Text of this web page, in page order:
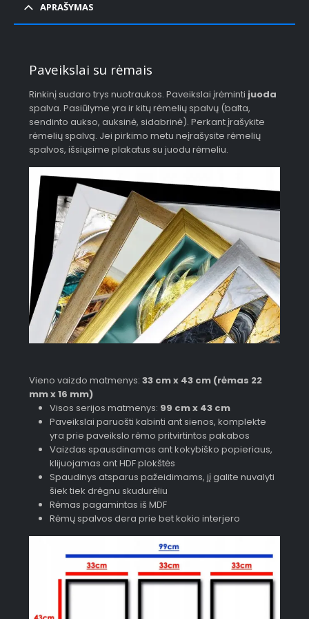
APRAŠYMAS
Paveikslai su rėmais
Rinkinį sudaro trys nuotraukos. Paveikslai įrėminti juoda
spalva. Pasiūlyme yra ir kitų rėmelių spalvų (balta,
sendinto aukso, auksinė, sidabrinė). Perkant įrašykite
rėmelių spalvą. Jei pirkimo metu neįrašysite rėmelių
spalvos, išsiųsime plakatus su juodu rėmeliu.
Vieno vaizdo matmenys:33 cm x 43 cm (rėmas 22
mm x 16 mm)
Visos serijos matmenys: 99 cm x 43 cm
Paveikslai paruošti kabinti ant sienos, komplekte
yra prie paveikslo rėmo pritvirtintos pakabos
Vaizdas spausdinamas ant kokybiško popieriaus,
klijuojamas ant HDF plokštės
Spaudinys atsparus pažeidimams, jį galite nuvalyti
šiek tiek drėgnu skudurėliu
Rėmas pagamintas iš MDF
Rėmų spalvos dera prie bet kokio interjero